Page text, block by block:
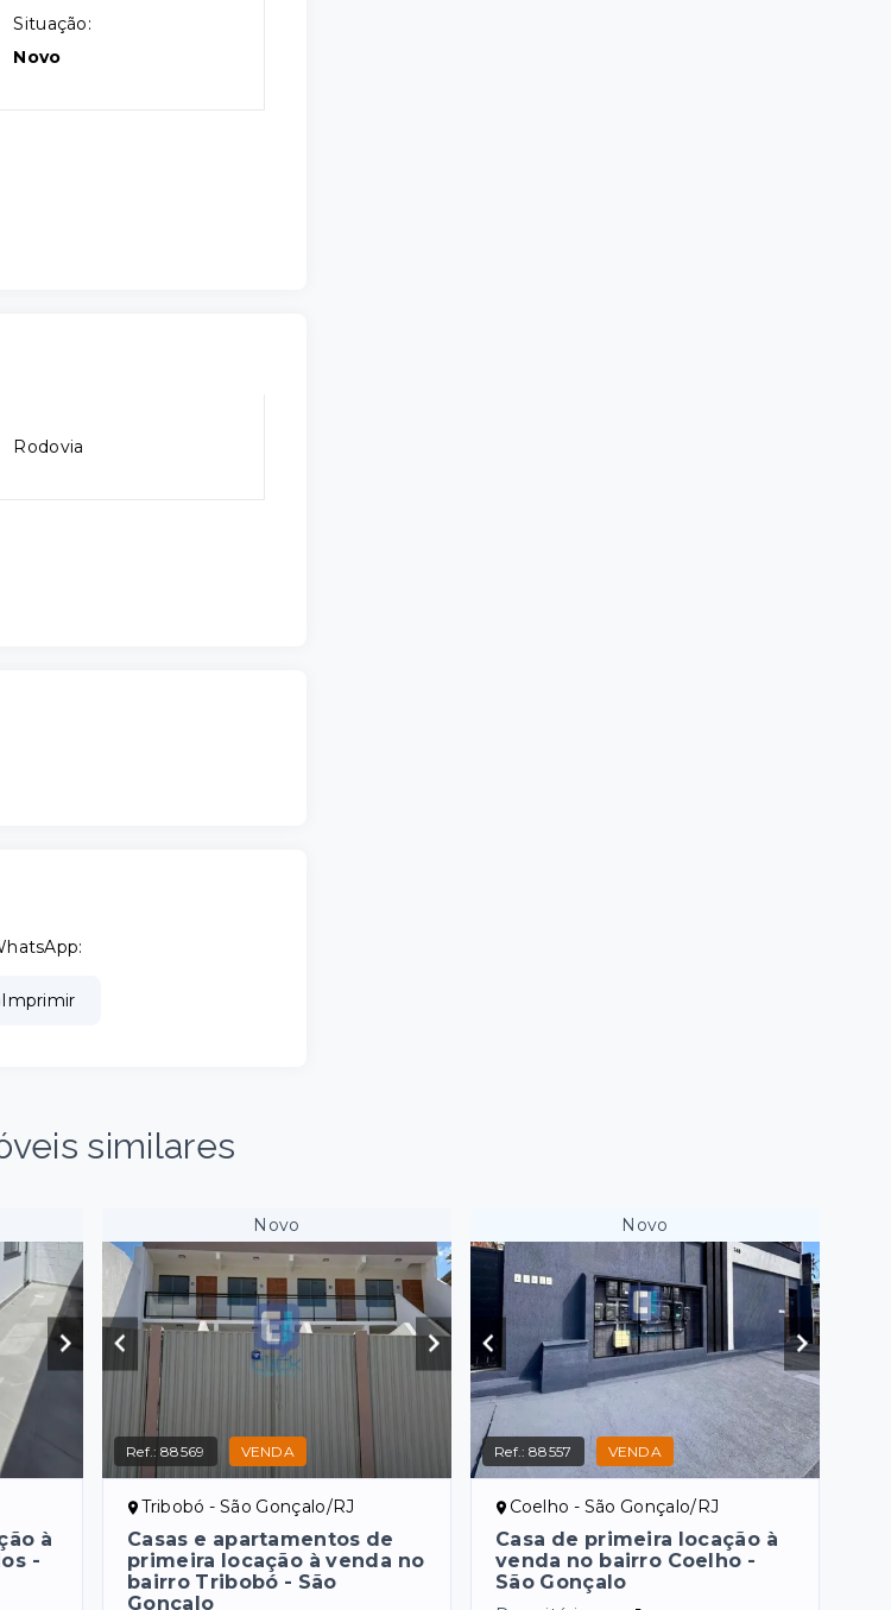
Situação:
Novo
Rodovia
Imprimir
similares
à
-
Novo
Ref.:88569 VENDA
Tribobó - São Gonçalo/RJ
Casas e apartamentos de
primeira locação à venda no
bairro Tribobó - São
Gonçalo
Novo
Ref.:88557 VENDA
Coelho - São Gonçalo/RJ
Casa de primeira locação à
venda no bairro Coelho -
São Gonçalo